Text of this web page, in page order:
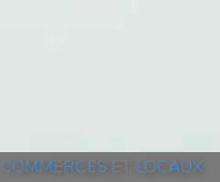
COMMERCES ET LOCAUX